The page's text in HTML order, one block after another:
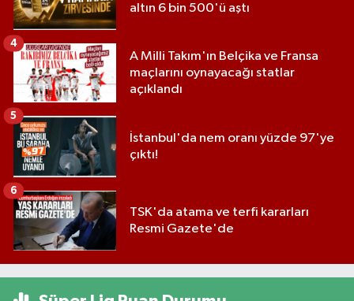
altın 6 bin 500'ü aştı
A Milli Takım'ın Belçika ve Fransa
maçlarını oynayacağı statlar
açıklandı
4
İstanbul'da nem oranı yüzde 97'ye
çıktı!
5
TSK'da atama ve terfi kararları
Resmi Gazete'de
6